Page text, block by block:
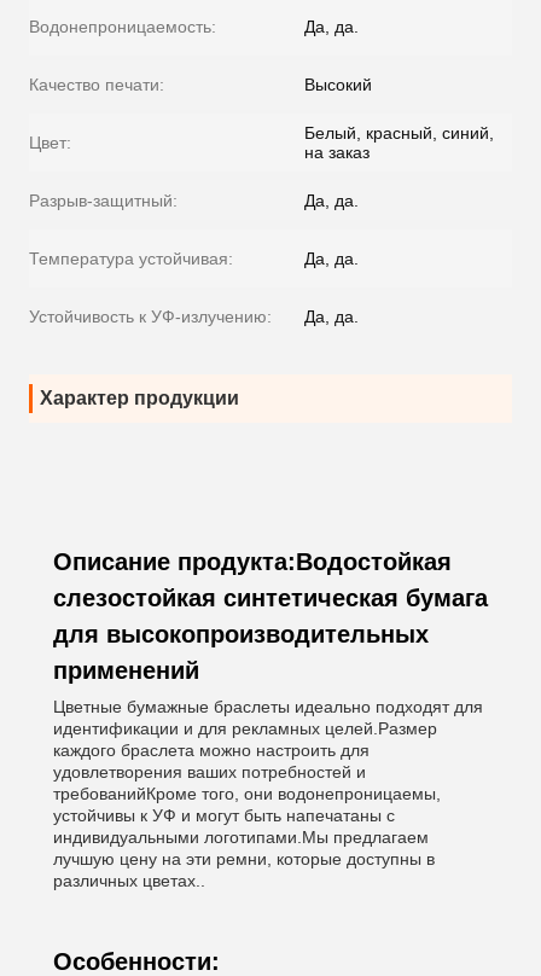
Водонепроницаемость: Да, да.
Качество печати: Высокий
Цвет:
Белый, красный, синий,
на заказ
Разрыв-защитный: Да, да.
Температура устойчивая: Да, да.
Устойчивость к УФ-излучению: Да, да.
Характер продукции
Описание продукта:Водостойкая
слезостойкая синтетическая бумага
для высокопроизводительных
применений
Цветные бумажные браслеты идеально подходят для
идентификации и для рекламных целей.Размер
каждого браслета можно настроить для
удовлетворения ваших потребностей и
требованийКроме того, они водонепроницаемы,
устойчивы к УФ и могут быть напечатаны с
индивидуальными логотипами.Мы предлагаем
лучшую цену на эти ремни, которые доступны в
различных цветах..
Особенности: